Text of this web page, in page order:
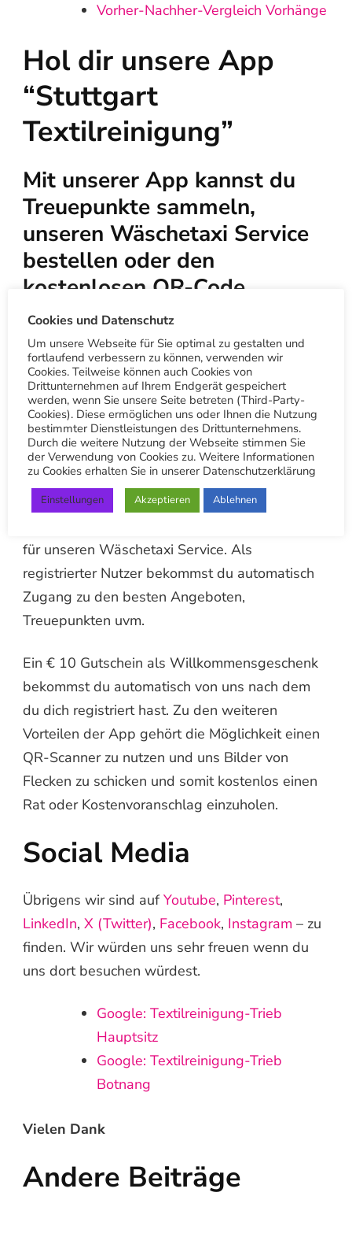
Vorher-Nachher-Vergleich Vorhänge
Hol dir unsere App
“Stuttgart
Textilreinigung”
Mit unserer App kannst du
Treuepunkte sammeln,
unseren Wäschetaxi Service
bestellen oder den
kostenlosen QR-Code
Scanner nutzen.
APP Download für iOS/Apple
App Download für Android
LIVE-PWA Nutzen ohne App-
Installation
für unseren Wäschetaxi Service. Als
registrierter Nutzer bekommst du automatisch
Zugang zu den besten Angeboten,
Treuepunkten uvm.
Ein € 10 Gutschein als Willkommensgeschenk
bekommst du automatisch von uns nach dem
du dich registriert hast. Zu den weiteren
Vorteilen der App gehört die Möglichkeit einen
QR-Scanner zu nutzen und uns Bilder von
Flecken zu schicken und somit kostenlos einen
Rat oder Kostenvoranschlag einzuholen.
Social Media
Übrigens wir sind auf Youtube, Pinterest,
LinkedIn, X (Twitter), Facebook, Instagram – zu
finden. Wir würden uns sehr freuen wenn du
uns dort besuchen würdest.
Google: Textilreinigung-Trieb
Hauptsitz
Google: Textilreinigung-Trieb
Botnang
Vielen Dank
Andere Beiträge
Cookies und Datenschutz
Um unsere Webseite für Sie optimal zu gestalten und
fortlaufend verbessern zu können, verwenden wir
Cookies. Teilweise können auch Cookies von
Drittunternehmen auf Ihrem Endgerät gespeichert
werden, wenn Sie unsere Seite betreten (Third-Party-
Cookies). Diese ermöglichen uns oder Ihnen die Nutzung
bestimmter Dienstleistungen des Drittunternehmens.
Durch die weitere Nutzung der Webseite stimmen Sie
der Verwendung von Cookies zu. Weitere Informationen
zu Cookies erhalten Sie in unserer Datenschutzerklärung
Einstellungen Akzeptieren Ablehnen